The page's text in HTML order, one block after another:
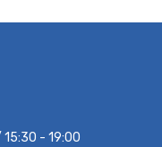
15:30 - 19:00